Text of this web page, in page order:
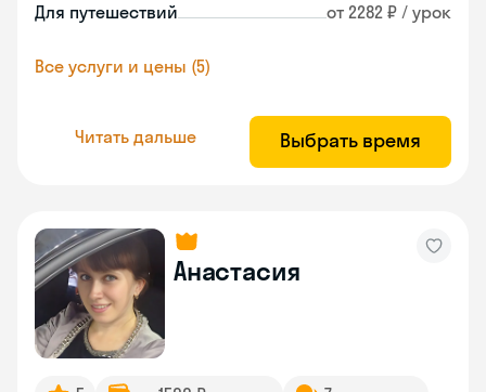
Для путешествий от 2282 ₽ / урок
Все услуги и цены (5)
Читать дальше Выбрать время
Анастасия